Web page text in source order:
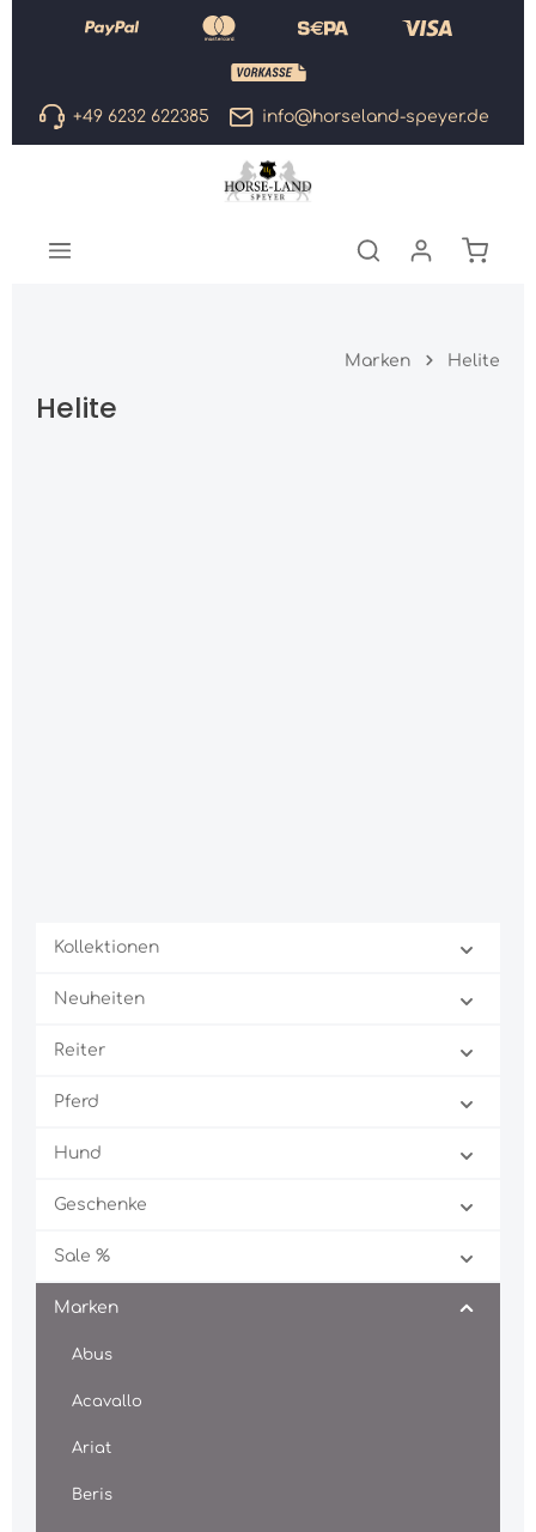
Zum Hauptinhalt springen
+49 6232 622385 info@horseland-speyer.de
Marken Helite
Helite
Kollektionen
Neuheiten
Reiter
Pferd
Hund
Geschenke
Sale %
Marken
Abus
Acavallo
Ariat
Beris